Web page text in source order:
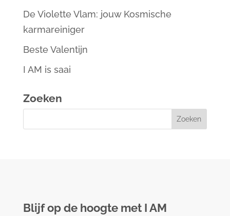
De Violette Vlam: jouw Kosmische
karmareiniger
Beste Valentijn
I AM is saai
Zoeken
Blijf op de hoogte met I AM